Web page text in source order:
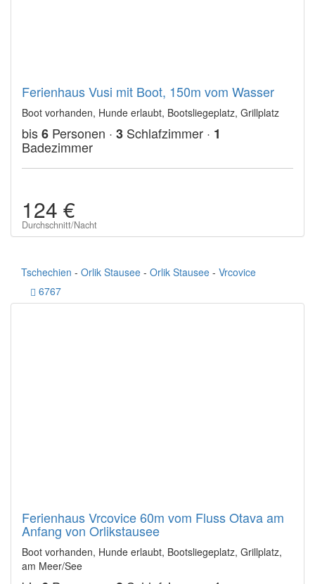
Ferienhaus Vusi mit Boot, 150m vom Wasser
Boot vorhanden, Hunde erlaubt, Bootsliegeplatz, Grillplatz
bis6 Personen · 3 Schlafzimmer · 1
Badezimmer
124 €
Durchschnitt/Nacht
Tschechien - Orlik Stausee - Orlik Stausee - Vrcovice
6767
Ferienhaus Vrcovice 60m vom Fluss Otava am
Anfang von Orlikstausee
Boot vorhanden, Hunde erlaubt, Bootsliegeplatz, Grillplatz,
am Meer/See